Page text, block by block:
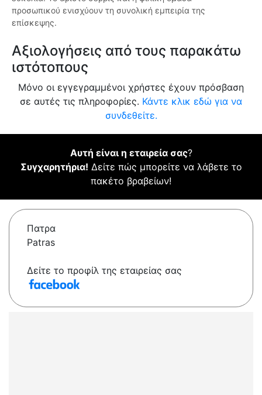
προσωπικού ενισχύουν τη συνολική εμπειρία της
επίσκεψης.
Αξιολογήσεις από τους παρακάτω
ιστότοπους
Μόνο οι εγγεγραμμένοι χρήστες έχουν πρόσβαση
σε αυτές τις πληροφορίες. Κάντε κλικ εδώ για να
συνδεθείτε.
Αυτή είναι η εταιρεία σας?
Συγχαρητήρια! Δείτε πώς μπορείτε να λάβετε το
πακέτο βραβείων!
Πατρα
Patras
Δείτε το προφίλ της εταιρείας σας